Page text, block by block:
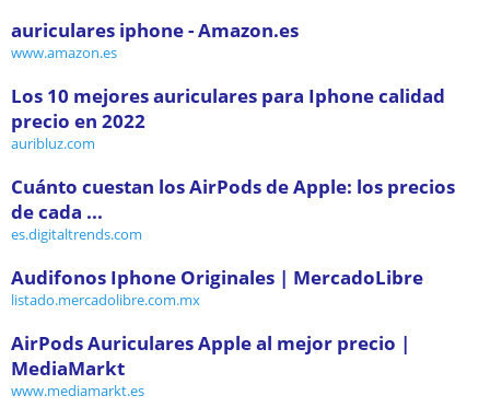
auriculares iphone - Amazon.es
www.amazon.es
Los 10 mejores auriculares para Iphone calidad
precio en 2022
auribluz.com
Cuánto cuestan los AirPods de Apple: los precios
de cada ...
es.digitaltrends.com
Audifonos Iphone Originales | MercadoLibre
listado.mercadolibre.com.mx
AirPods Auriculares Apple al mejor precio |
MediaMarkt
www.mediamarkt.es